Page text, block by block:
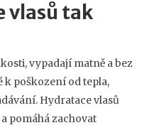
vlasů tak
vypadají matně a bez
k poškození od tepla,
Hydratace vlasů
pomáhá zachovat